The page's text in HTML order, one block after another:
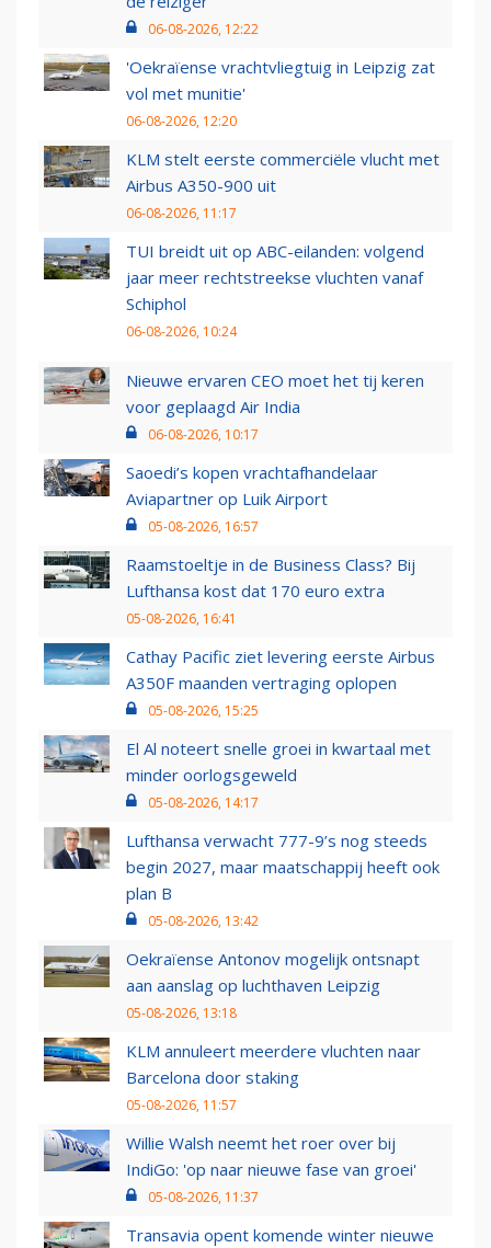
06-08-2026, 12:22
'Oekraïense vrachtvliegtuig in Leipzig zat
vol met munitie'
06-08-2026, 12:20
KLM stelt eerste commerciële vlucht met
Airbus A350-900 uit
06-08-2026, 11:17
TUI breidt uit op ABC-eilanden: volgend
jaar meer rechtstreekse vluchten vanaf
Schiphol
06-08-2026, 10:24
Nieuwe ervaren CEO moet het tij keren
voor geplaagd Air India
06-08-2026, 10:17
Saoedi’s kopen vrachtafhandelaar
Aviapartner op Luik Airport
05-08-2026, 16:57
Raamstoeltje in de Business Class? Bij
Lufthansa kost dat 170 euro extra
05-08-2026, 16:41
Cathay Pacific ziet levering eerste Airbus
A350F maanden vertraging oplopen
05-08-2026, 15:25
El Al noteert snelle groei in kwartaal met
minder oorlogsgeweld
05-08-2026, 14:17
Lufthansa verwacht 777-9’s nog steeds
begin 2027, maar maatschappij heeft ook
plan B
05-08-2026, 13:42
Oekraïense Antonov mogelijk ontsnapt
aan aanslag op luchthaven Leipzig
05-08-2026, 13:18
KLM annuleert meerdere vluchten naar
Barcelona door staking
05-08-2026, 11:57
Willie Walsh neemt het roer over bij
IndiGo: 'op naar nieuwe fase van groei'
05-08-2026, 11:37
Transavia opent komende winter nieuwe